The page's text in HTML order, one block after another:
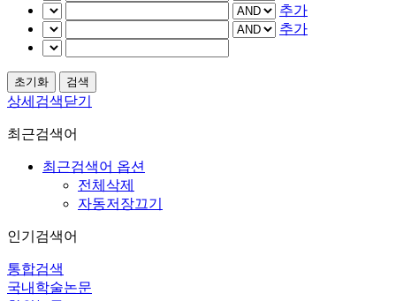
추가
추가
상세검색닫기
최근검색어
최근검색어 옵션
전체삭제
자동저장끄기
인기검색어
통합검색
국내학술논문